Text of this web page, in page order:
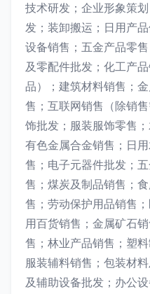
技术研发；企业形象策
发；装卸搬运；日用产
设备销售；五金产品零
及零配件批发；化工产
品）；建筑材料销售；
售；互联网销售（除销
饰批发；服装服饰零售
有色金属合金销售；日
售；电子元器件批发；
售；煤炭及制品销售；
售；劳动保护用品销售
用百货销售；金属矿石
售；林业产品销售；塑
服装辅料销售；包装材
及辅助设备批发；办公